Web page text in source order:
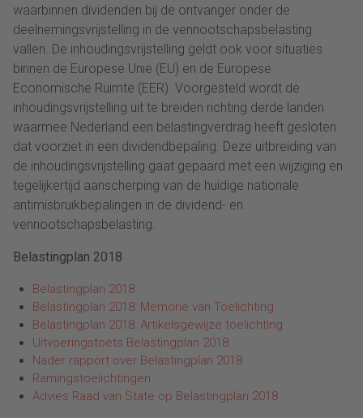
waarbinnen dividenden bij de ontvanger onder de
deelnemingsvrijstelling in de vennootschapsbelasting
vallen. De inhoudingsvrijstelling geldt ook voor situaties
binnen de Europese Unie (EU) en de Europese
Economische Ruimte (EER). Voorgesteld wordt de
inhoudingsvrijstelling uit te breiden richting derde landen
waarmee Nederland een belastingverdrag heeft gesloten
dat voorziet in een dividendbepaling. Deze uitbreiding van
de inhoudingsvrijstelling gaat gepaard met een wijziging en
tegelijkertijd aanscherping van de huidige nationale
antimisbruikbepalingen in de dividend- en
vennootschapsbelasting.
Belastingplan 2018
Belastingplan 2018
Belastingplan 2018: Memorie van Toelichting
Belastingplan 2018: Artikelsgewijze toelichting
Uitvoeringstoets Belastingplan 2018
Nader rapport over Belastingplan 2018
Ramingstoelichtingen
Advies Raad van State op Belastingplan 2018